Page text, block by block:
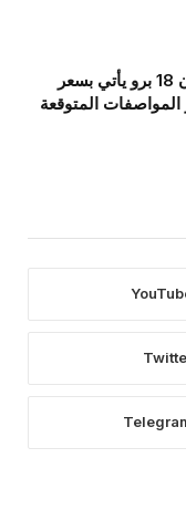
ارتفاع في السعر| آيفون 18 برو يأتي بسعر